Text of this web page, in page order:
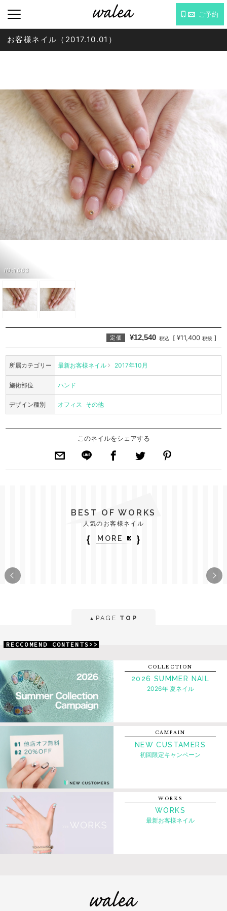
ご予約
ID:1663
お客様ネイル（2017.10.01）
定価 ¥12,540 税込 [ ¥11,400 税抜 ]
所属カテゴリー 最新お客様ネイル 2017年10月
施術部位 ハンド
デザイン種別 オフィス その他
このネイルをシェアする
BEST OF WORKS
人気のお客様ネイル
｛ MORE ｝
▲ PAGE TOP
RECCOMEND CONTENTS>>
COLLECTION
2026 SUMMER NAIL
2026年 夏ネイル
CAMPAIN
NEW CUSTAMERS
初回限定キャンペーン
WORKS
WORKS
最新お客様ネイル